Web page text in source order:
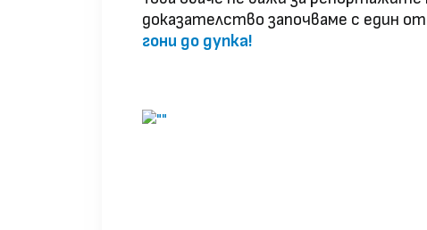
доказателство започваме с един
гони до дупка!